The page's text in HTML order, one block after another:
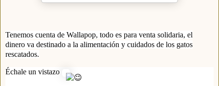
Tenemos cuenta de Wallapop, todo es para venta solidaria, el
dinero va destinado a la alimentación y cuidados de los gatos
rescatados.
Échale un vistazo